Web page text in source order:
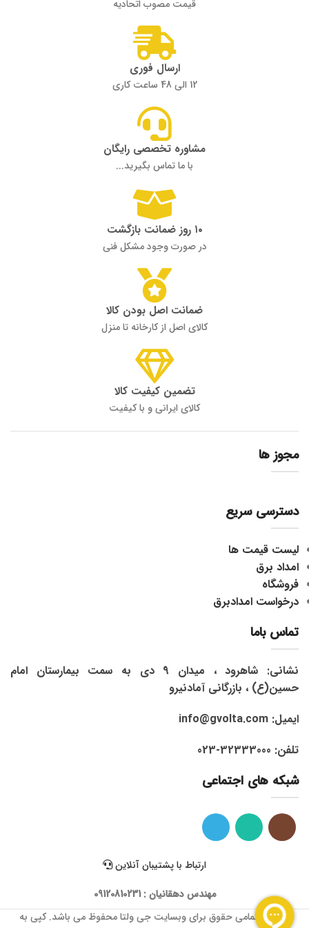
قیمت مصوب اتحادیه
ارسال فوری
12 الی 48 ساعت کاری
مشاوره تخصصی رایگان
با ما تماس بگیرید...
۱۰ روز ضمانت بازگشت
در صورت وجود مشکل فنی
ضمانت اصل بودن کالا
کالای اصل از کارخانه تا منزل
تضمین کیفیت کالا
کالای ایرانی و با کیفیت
مجوز ها
دسترسی سریع
لیست قیمت ها
امداد برق
فروشگاه
درخواست امدادبرق
تماس باما
نشانی: شاهرود ، میدان 9 دی به سمت بیمارستان امام
حسین(ع) ، بازرگانی آمادنیرو
ایمیل: info@gvolta.com
تلفن: 32333000-023
شبکه های اجتماعی
ارتباط با پشتیبان آنلاین
مهندس دهقانیان : 09120810231
1399 © تمامی حقوق برای وبسایت جی ولتا محفوظ می باشد. کپی به